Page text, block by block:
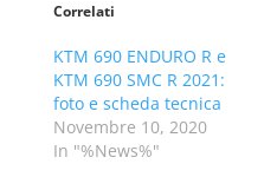
Correlati
KTM 690 ENDURO R e
KTM 690 SMC R 2021:
foto e scheda tecnica
Novembre 10, 2020
In "%News%"